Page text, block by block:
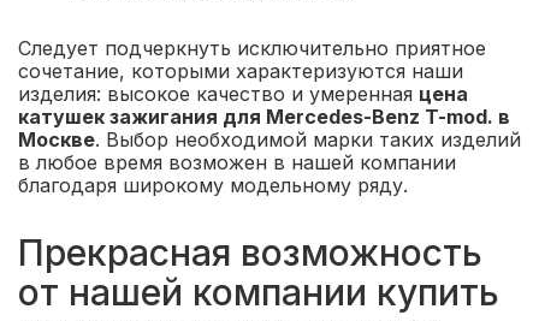
Следует подчеркнуть исключительно приятное
сочетание, которыми характеризуются наши
изделия: высокое качество и умеренная цена
катушек зажигания для Mercedes-Benz T-mod. в
Москве. Выбор необходимой марки таких изделий
в любое время возможен в нашей компании
благодаря широкому модельному ряду.
Прекрасная возможность
от нашей компании купить